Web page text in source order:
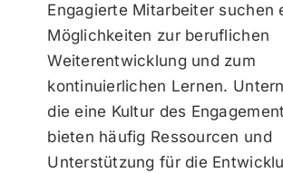
Engagierte Mitarbeiter suchen
Möglichkeiten zur beruflichen
Weiterentwicklung und zum
kontinuierlichen Lernen.
die eine Kultur des
bieten häufig Ressourcen und
Unterstützung für die